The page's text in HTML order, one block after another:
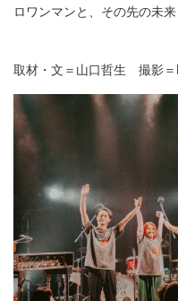
ロワンマンと、その先の未
取材・文＝山口哲生 撮影